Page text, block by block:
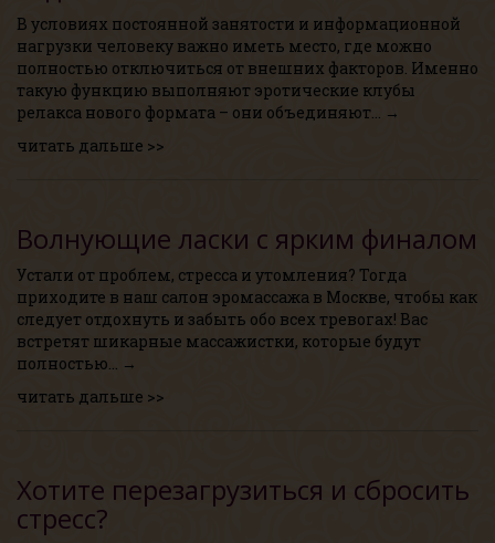
В условиях постоянной занятости и информационной
нагрузки человеку важно иметь место, где можно
полностью отключиться от внешних факторов. Именно
такую функцию выполняют эротические клубы
релакса нового формата – они объединяют… →
читать дальше >>
Волнующие ласки с ярким финалом
Устали от проблем, стресса и утомления? Тогда
приходите в наш салон эромассажа в Москве, чтобы как
следует отдохнуть и забыть обо всех тревогах! Вас
встретят шикарные массажистки, которые будут
полностью… →
читать дальше >>
Хотите перезагрузиться и сбросить
стресс?